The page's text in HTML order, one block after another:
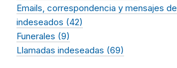
Emails, correspondencia y mensajes
indeseados (42)
Funerales (9)
Llamadas indeseadas (69)